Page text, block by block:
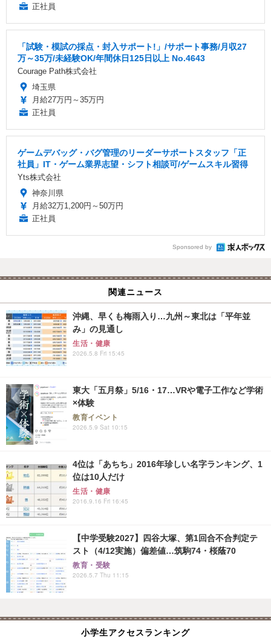
正社員
「試験・模試の採点・封入サポート!」/サポート事務/月収27
万～35万/未経験OK/年間休日125日以上 No.4643
Courage Path株式会社
埼玉県
月給27万円～35万円
正社員
ゲームデバッグ・バグ管理のリーダーサポートスタッフ「正
社員」IT・ゲーム業界志望・シフト相談可/ゲームスキル習得
Yts株式会社
神奈川県
月給32万1,200円～50万円
正社員
Sponsored by
関連ニュース
沖縄、早くも梅雨入り…九州～東北は「平年並
み」の見通し
生活・健康
2026.5.8 Fri 15:45
東大「五月祭」5/16・17…VRや電子工作など学術
×体験
教育イベント
2026.5.9 Sat 10:15
4位は「あちち」2016年珍しい名字ランキング、1
位は10人だけ
生活・健康
2016.9.16 Fri 16:45
【中学受験2027】四谷大塚、第1回合不合判定テ
スト（4/12実施）偏差値…筑駒74・桜蔭70
教育・受験
2026.5.7 Thu 11:15
小学生アクセスランキング